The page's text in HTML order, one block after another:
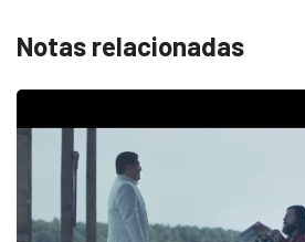
Notas relacionadas